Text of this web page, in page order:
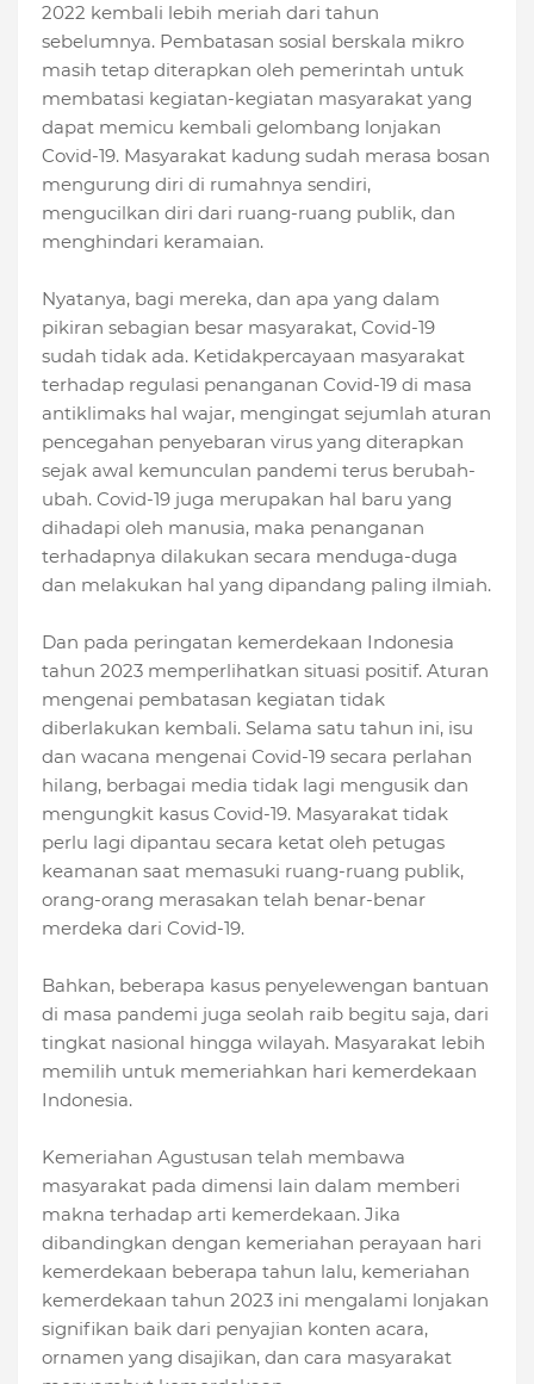
2022 kembali lebih meriah dari tahun
sebelumnya. Pembatasan sosial berskala mikro
masih tetap diterapkan oleh pemerintah untuk
membatasi kegiatan-kegiatan masyarakat yang
dapat memicu kembali gelombang lonjakan
Covid-19. Masyarakat kadung sudah merasa bosan
mengurung diri di rumahnya sendiri,
mengucilkan diri dari ruang-ruang publik, dan
menghindari keramaian.
Nyatanya, bagi mereka, dan apa yang dalam
pikiran sebagian besar masyarakat, Covid-19
sudah tidak ada. Ketidakpercayaan masyarakat
terhadap regulasi penanganan Covid-19 di masa
antiklimaks hal wajar, mengingat sejumlah aturan
pencegahan penyebaran virus yang diterapkan
sejak awal kemunculan pandemi terus berubah-
ubah. Covid-19 juga merupakan hal baru yang
dihadapi oleh manusia, maka penanganan
terhadapnya dilakukan secara menduga-duga
dan melakukan hal yang dipandang paling ilmiah.
Dan pada peringatan kemerdekaan Indonesia
tahun 2023 memperlihatkan situasi positif. Aturan
mengenai pembatasan kegiatan tidak
diberlakukan kembali. Selama satu tahun ini, isu
dan wacana mengenai Covid-19 secara perlahan
hilang, berbagai media tidak lagi mengusik dan
mengungkit kasus Covid-19. Masyarakat tidak
perlu lagi dipantau secara ketat oleh petugas
keamanan saat memasuki ruang-ruang publik,
orang-orang merasakan telah benar-benar
merdeka dari Covid-19.
Bahkan, beberapa kasus penyelewengan bantuan
di masa pandemi juga seolah raib begitu saja, dari
tingkat nasional hingga wilayah. Masyarakat lebih
memilih untuk memeriahkan hari kemerdekaan
Indonesia.
Kemeriahan Agustusan telah membawa
masyarakat pada dimensi lain dalam memberi
makna terhadap arti kemerdekaan. Jika
dibandingkan dengan kemeriahan perayaan hari
kemerdekaan beberapa tahun lalu, kemeriahan
kemerdekaan tahun 2023 ini mengalami lonjakan
signifikan baik dari penyajian konten acara,
ornamen yang disajikan, dan cara masyarakat